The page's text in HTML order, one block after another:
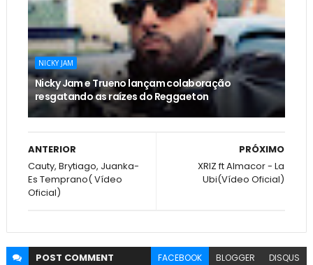
NICKY JAM
Nicky Jam e Trueno lançam colaboração
resgatando as raízes do Reggaeton
PRÓXIMO
XRIZ ft Almacor - La
Ubi(Vídeo Oficial)
ANTERIOR
Cauty, Brytiago, Juanka-
Es Temprano( Vídeo
Oficial)
POST COMMENT FACEBOOK BLOGGER DISQUS